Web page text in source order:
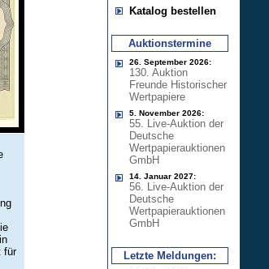
für
Katalog bestellen
Auktionstermine
26. September 2026:
130. Auktion
Freunde Historischer
Wertpapiere
5. November 2026:
55. Live-Auktion der
Deutsche
Wertpapierauktionen
GmbH
14. Januar 2027:
56. Live-Auktion der
Deutsche
Wertpapierauktionen
GmbH
Letzte Meldungen: